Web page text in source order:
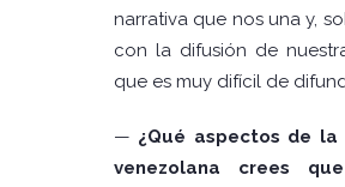
narrativa que nos una y,
con la difusión de
que es muy difícil de
— ¿Qué aspectos de la
venezolana crees